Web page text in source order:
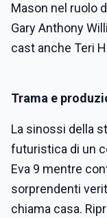
Mason nel ruolo
Gary Anthony
cast anche Teri
Trama e
La sinossi della
futuristica di un
Eva 9 mentre
sorprendenti
chiama casa.